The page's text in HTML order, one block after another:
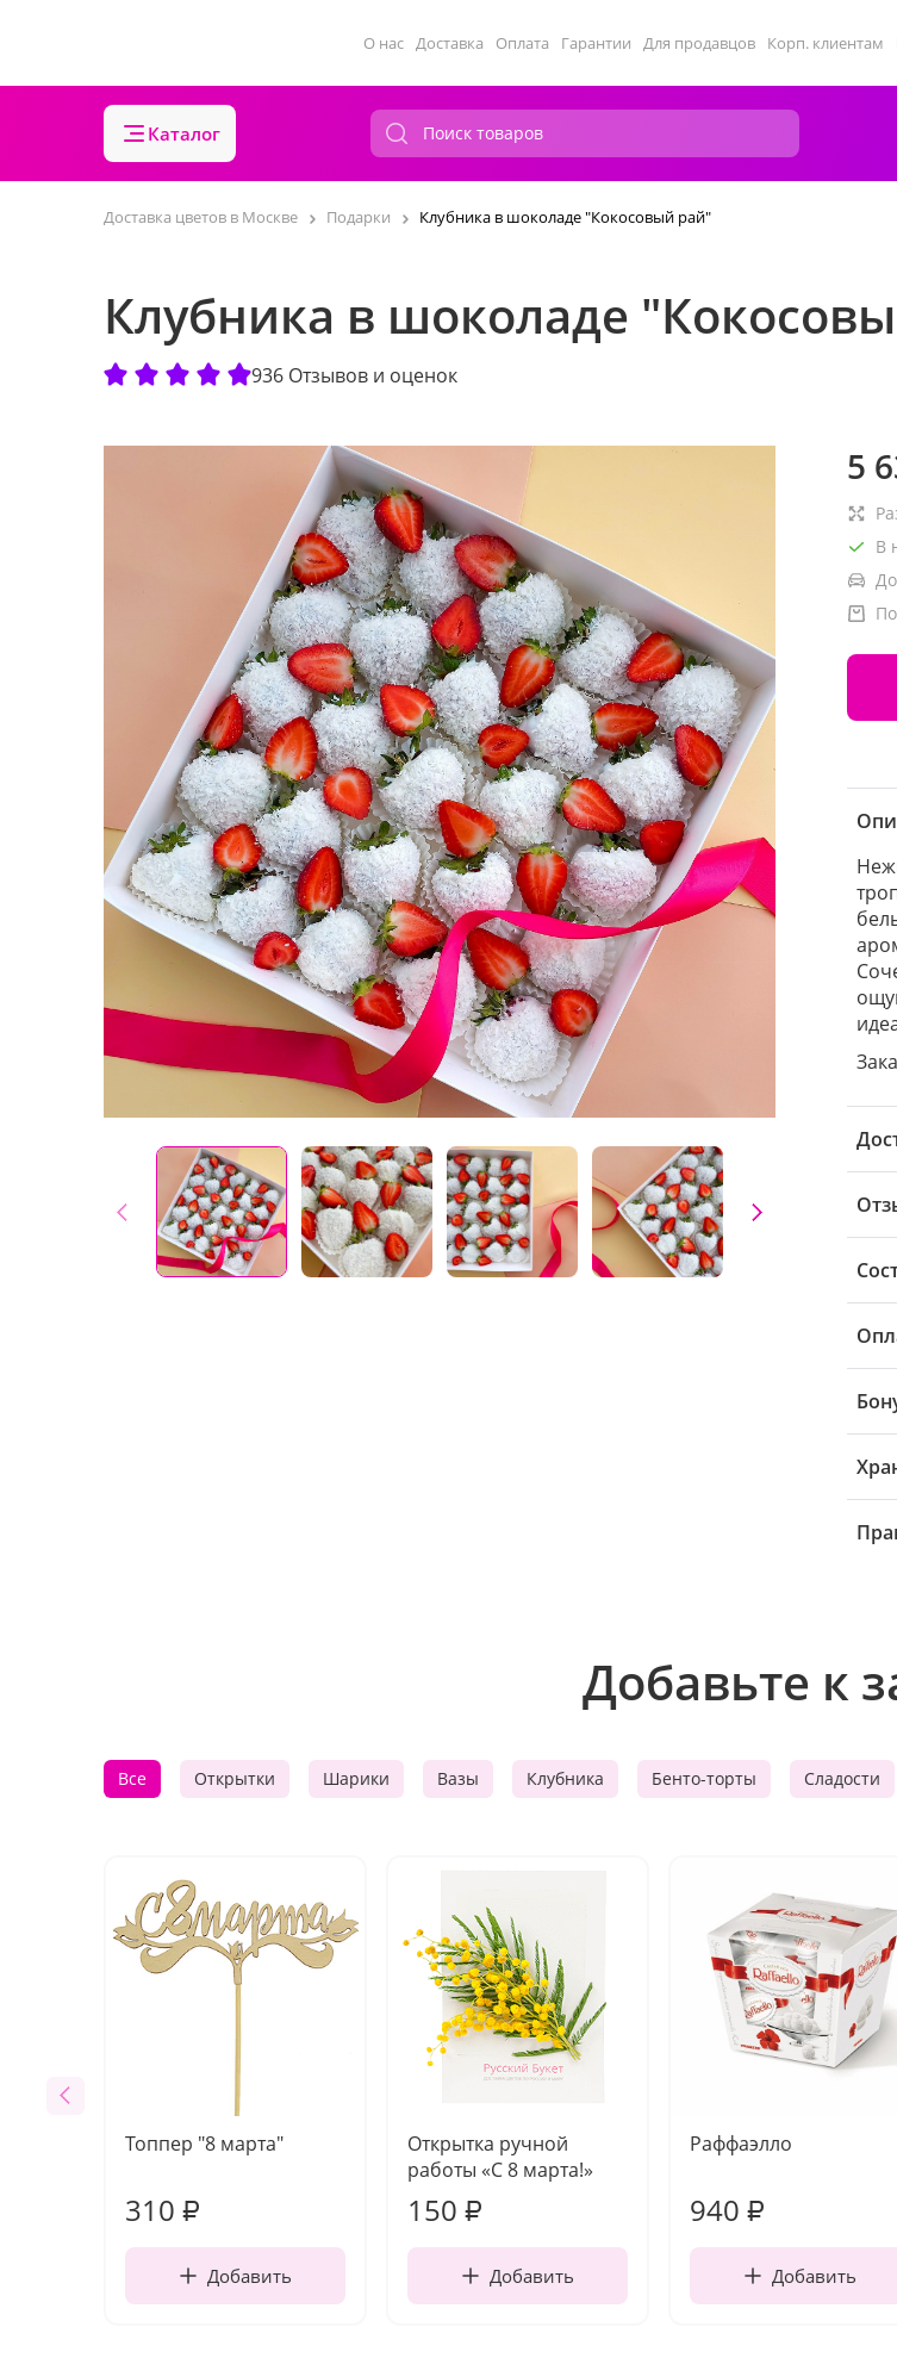
О нас Доставка Оплата Гарантии Для продавцов Корп. клиентам
Каталог
Доставка цветов в Москве Подарки Клубника в шоколаде "Кокосовый рай"
Клубника в шоколаде
936 Отзывов и оценок
5
В
Добавьте к
Все Открытки Шарики Вазы Клубника Бенто-торты Сладости
Топпер "8 марта"
310 ₽
Добавить
Открытка ручной
работы «С 8 марта!»
150 ₽
Добавить
Раффаэлло
940 ₽
Добавить